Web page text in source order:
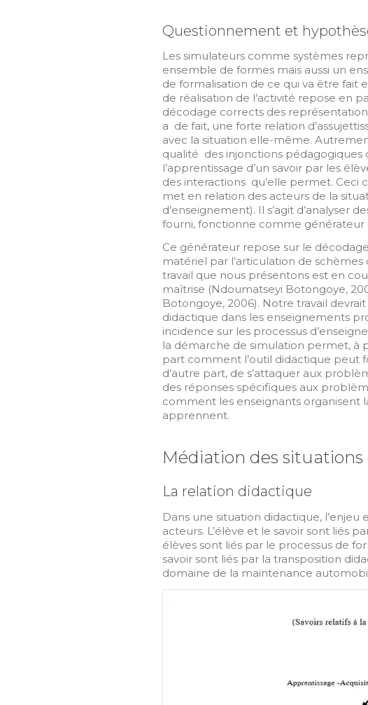
Questionnement et
Les simulateurs comme systèmes
ensemble de formes mais aussi un
de formalisation de ce qui va être fait
de réalisation de l’activité repose en
décodage corrects des
a de fait, une forte relation
avec la situation elle-même.
qualité des injonctions pédagogiques
l’apprentissage d’un savoir par les
des interactions qu’elle permet. Ceci
met en relation des acteurs de la
d’enseignement). Il s’agit d’analyser
fourni, fonctionne comme générateur
Ce générateur repose sur le
matériel par l’articulation de schèmes
travail que nous présentons est en
maîtrise (Ndoumatseyi Botongoye,
Botongoye, 2006). Notre travail
didactique dans les enseignements
incidence sur les processus
la démarche de simulation permet, à
part comment l’outil didactique peut
d’autre part, de s’attaquer aux
des réponses spécifiques aux
comment les enseignants organisent
apprennent.
Médiation des
La relation didactique
Dans une situation didactique, l’enjeu
acteurs. L’élève et le savoir sont liés
élèves sont liés par le processus de
savoir sont liés par la transposition
domaine de la maintenance